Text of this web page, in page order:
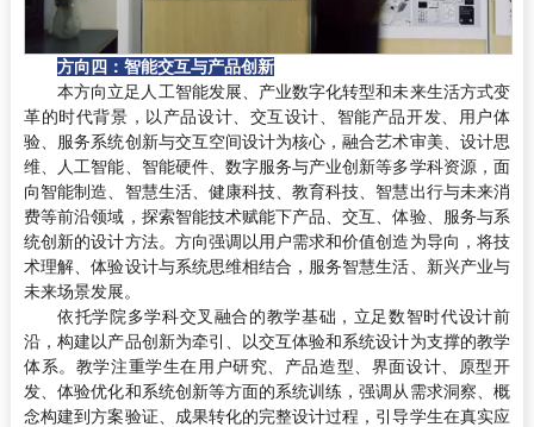
方向四：智能交互与产品创新
本方向立足人工智能发展、产业数字化转型和未来生活方式变
革的时代背景，以产品设计、交互设计、智能产品开发、用户体
验、服务系统创新与交互空间设计为核心，融合艺术审美、设计思
维、人工智能、智能硬件、数字服务与产业创新等多学科资源，面
向智能制造、智慧生活、健康科技、教育科技、智慧出行与未来消
费等前沿领域，探索智能技术赋能下产品、交互、体验、服务与系
统创新的设计方法。方向强调以用户需求和价值创造为导向，将技
术理解、体验设计与系统思维相结合，服务智慧生活、新兴产业与
未来场景发展。
依托学院多学科交叉融合的教学基础，立足数智时代设计前
沿，构建以产品创新为牵引、以交互体验和系统设计为支撑的教学
体系。教学注重学生在用户研究、产品造型、界面设计、原型开
发、体验优化和系统创新等方面的系统训练，强调从需求洞察、概
念构建到方案验证、成果转化的完整设计过程，引导学生在真实应